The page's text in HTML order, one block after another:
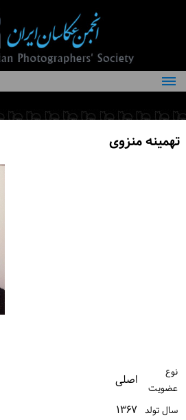
درباره انجمن
کمیته‌های انجمن
تهمینه منزوی
نوع
عضویت
اصلی
سال تولد ۱۳۶۷